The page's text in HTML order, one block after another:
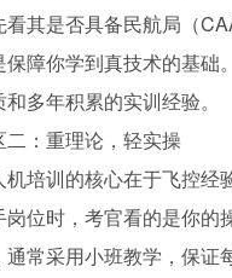
看其是否具备民航局（
保障你学到真技术的基础
和多年积累的实训经验。
二：重理论，轻实操
机培训的核心在于飞控经
岗位时，考官看的是你的
通常采用小班教学，保证